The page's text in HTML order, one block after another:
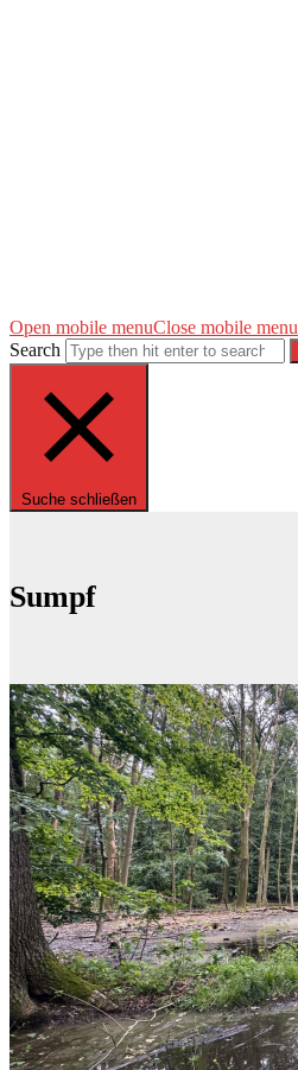
Open mobile menuClose mobile menu
Search
Suche schließen
Sumpf